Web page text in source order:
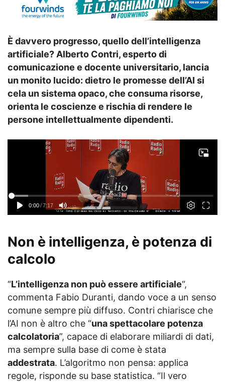
È davvero progresso, quello dell’intelligenza
artificiale? Alberto Contri, esperto di
comunicazione e docente universitario, lancia
un monito lucido: dietro le promesse dell’AI si
cela un sistema opaco, che consuma risorse,
orienta le coscienze e rischia di rendere le
persone intellettualmente dipendenti.
Non è intelligenza, è potenza di
calcolo
“L’intelligenza non può essere artificiale“,
commenta Fabio Duranti, dando voce a un senso
comune sempre più diffuso. Contri chiarisce che
l’AI non è altro che “una spettacolare potenza
calcolatoria”, capace di elaborare miliardi di dati,
ma sempre sulla base di come è stata
addestrata. L’algoritmo non pensa: applica
regole, risponde su base statistica. “Il vero